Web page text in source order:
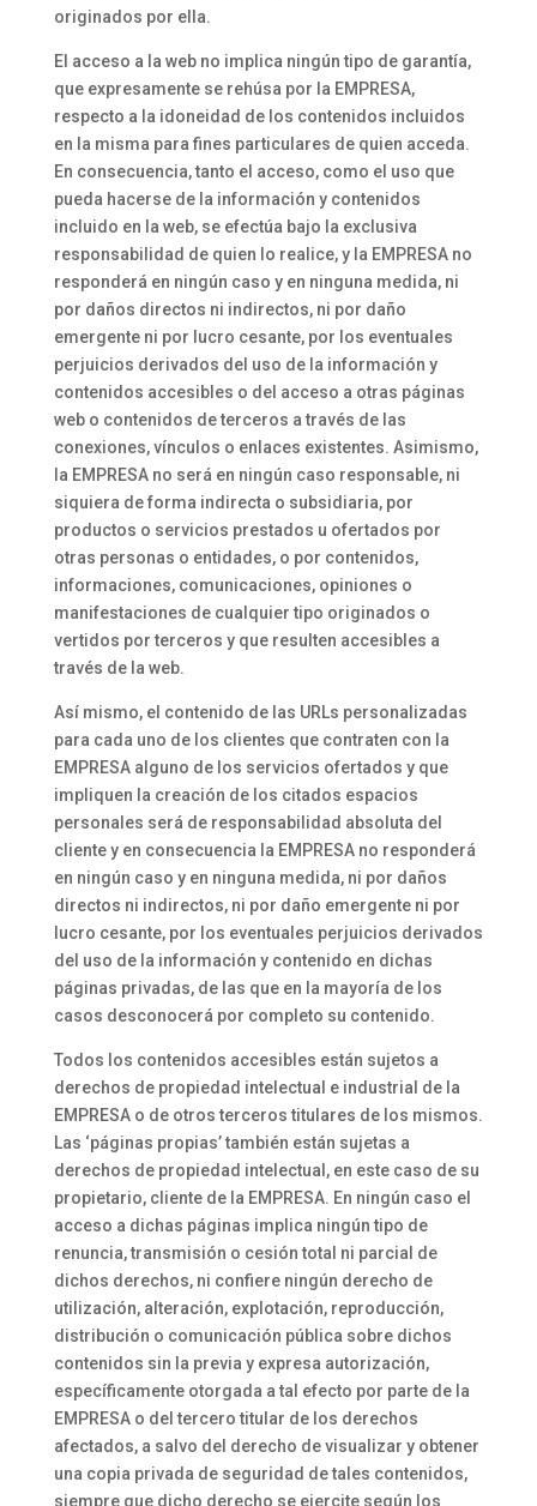
originados por ella.
El acceso a la web no implica ningún tipo de garantía,
que expresamente se rehúsa por la EMPRESA,
respecto a la idoneidad de los contenidos incluidos
en la misma para fines particulares de quien acceda.
En consecuencia, tanto el acceso, como el uso que
pueda hacerse de la información y contenidos
incluido en la web, se efectúa bajo la exclusiva
responsabilidad de quien lo realice, y la EMPRESA no
responderá en ningún caso y en ninguna medida, ni
por daños directos ni indirectos, ni por daño
emergente ni por lucro cesante, por los eventuales
perjuicios derivados del uso de la información y
contenidos accesibles o del acceso a otras páginas
web o contenidos de terceros a través de las
conexiones, vínculos o enlaces existentes. Asimismo,
la EMPRESA no será en ningún caso responsable, ni
siquiera de forma indirecta o subsidiaria, por
productos o servicios prestados u ofertados por
otras personas o entidades, o por contenidos,
informaciones, comunicaciones, opiniones o
manifestaciones de cualquier tipo originados o
vertidos por terceros y que resulten accesibles a
través de la web.
Así mismo, el contenido de las URLs personalizadas
para cada uno de los clientes que contraten con la
EMPRESA alguno de los servicios ofertados y que
impliquen la creación de los citados espacios
personales será de responsabilidad absoluta del
cliente y en consecuencia la EMPRESA no responderá
en ningún caso y en ninguna medida, ni por daños
directos ni indirectos, ni por daño emergente ni por
lucro cesante, por los eventuales perjuicios derivados
del uso de la información y contenido en dichas
páginas privadas, de las que en la mayoría de los
casos desconocerá por completo su contenido.
Todos los contenidos accesibles están sujetos a
derechos de propiedad intelectual e industrial de la
EMPRESA o de otros terceros titulares de los mismos.
Las ‘páginas propias’ también están sujetas a
derechos de propiedad intelectual, en este caso de su
propietario, cliente de la EMPRESA. En ningún caso el
acceso a dichas páginas implica ningún tipo de
renuncia, transmisión o cesión total ni parcial de
dichos derechos, ni confiere ningún derecho de
utilización, alteración, explotación, reproducción,
distribución o comunicación pública sobre dichos
contenidos sin la previa y expresa autorización,
específicamente otorgada a tal efecto por parte de la
EMPRESA o del tercero titular de los derechos
afectados, a salvo del derecho de visualizar y obtener
una copia privada de seguridad de tales contenidos,
siempre que dicho derecho se ejercite según los